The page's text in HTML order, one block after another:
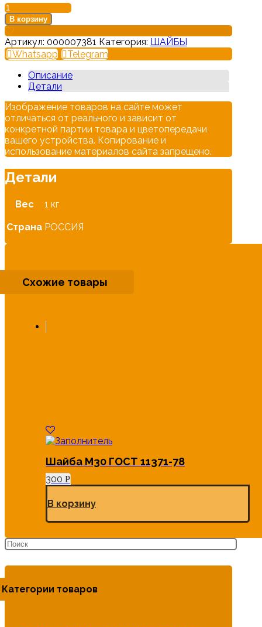
Количество
товара
Шайба
М20
ГОСТ
11371
В корзину
Артикул: 000007381 Категория: ШАЙБЫ
Whatsapp
Telegram
Описание
Детали
Изображение товаров на сайте может
отличаться от реального и зависит от
конкретной партии товара и цветопередачи
вашего устройства. Копирование и
использование материалов сайта запрещено.
Детали
Вес 1 кг
Страна РОССИЯ
Схожие товары
Шайба М30 ГОСТ 11371-78
300 Р
В корзину
Категории товаров